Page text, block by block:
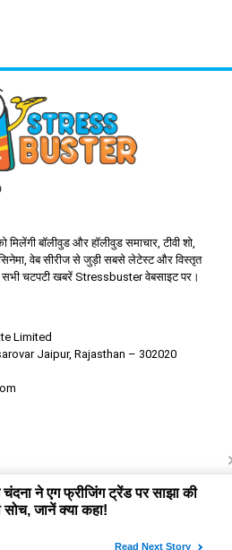
बॉलीवुड और हॉलीवुड समाचार, टीवी शो,
सिनेमा, वेब सीरीज से जुड़ी सबसे लेटेस्ट और विस्तृत
सभी चटपटी खबरें Stressbuster वेबसाइट पर।
Limited
Jaipur, Rajasthan – 302020